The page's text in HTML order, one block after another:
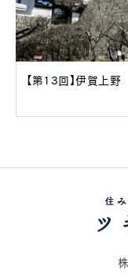
【第13回】伊賀上